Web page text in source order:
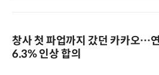
창사 첫 파업까지 갔던 카카오…
6.3% 인상 합의